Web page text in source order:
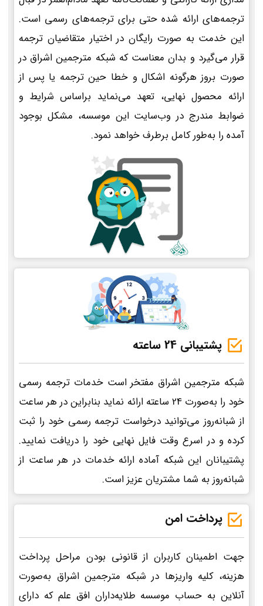
ترجمه‌های ارائه شده حتی برای ترجمه‌های رسمی است.
این خدمت به صورت رایگان در اختیار متقاضیان ترجمه
قرار می‌گیرد و بدان معناست که شبکه مترجمین اشراق در
صورت بروز هرگونه اشکال و خطا حین ترجمه یا پس از
ارائه محصول نهایی، تعهد می‌نماید براساس شرایط و
ضوابط مندرج در وب‌سایت این موسسه، مشکل بوجود
آمده را به‌طور کامل برطرف خواهد نمود.
پشتیبانی 24 ساعته
شبکه مترجمین اشراق مفتخر است خدمات ترجمه رسمی
خود را به‌صورت 24 ساعته ارائه نماید بنابراین در هر ساعت
از شبانه‌روز می‌توانید درخواست ترجمه رسمی خود را ثبت
کرده و در اسرع وقت فایل نهایی خود را دریافت نمایید.
پشتیبانان این شبکه آماده ارائه خدمات در هر ساعت از
شبانه‌روز به شما مشتریان عزیز است.
پرداخت امن
جهت اطمینان کاربران از قانونی بودن مراحل پرداخت
هزینه، کلیه واریزها در شبکه مترجمین اشراق به‌صورت
آنلاین به حساب موسسه طلایه‌داران افق علم که دارای